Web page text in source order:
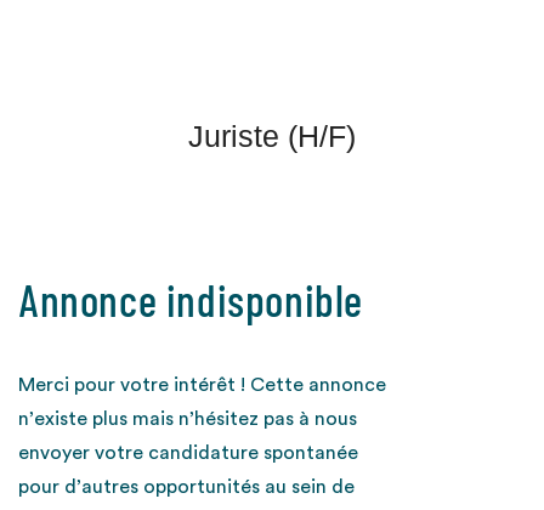
Juriste (H/F)
Annonce indisponible
Merci pour votre intérêt ! Cette annonce
n’existe plus mais n’hésitez pas à nous
envoyer votre candidature spontanée
pour d’autres opportunités au sein de